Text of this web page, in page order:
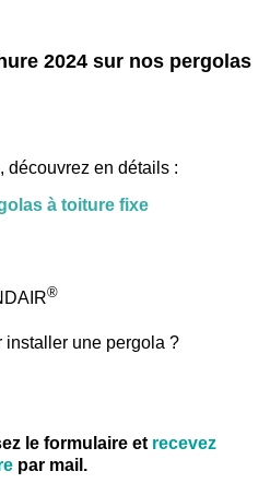
2024 sur nos pergolas
découvrez en détails :
à toiture fixe
®
installer une pergola ?
le formulaire et recevez
par mail.